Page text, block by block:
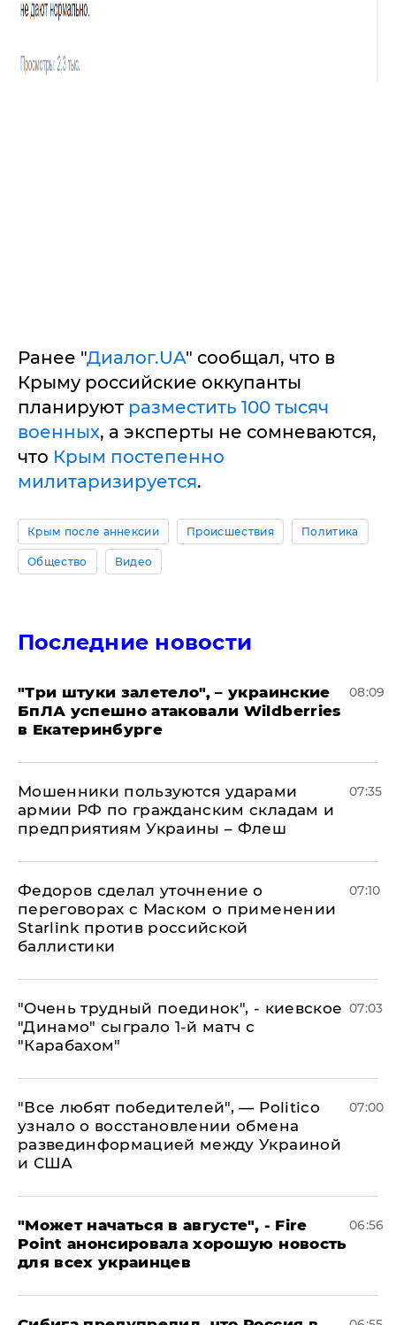
Ранее "Диалог.UA" сообщал, что в
Крыму российские оккупанты
планируют разместить 100 тысяч
военных, а эксперты не сомневаются,
что Крым постепенно
милитаризируется.
Крым после аннексии Происшествия Политика
Общество Видео
Последние новости
"Три штуки залетело", – украинские
БпЛА успешно атаковали Wildberries
в Екатеринбурге
08:09
Мошенники пользуются ударами
армии РФ по гражданским складам и
предприятиям Украины – Флеш
07:35
Федоров сделал уточнение о
переговорах с Маском о применении
Starlink против российской
баллистики
07:10
"Очень трудный поединок", - киевское
"Динамо" сыграло 1-й матч с
"Карабахом"
07:03
​"Все любят победителей", — Politico
узнало о восстановлении обмена
развединформацией между Украиной
и США
07:00
"Может начаться в августе", - Fire
Point анонсировала хорошую новость
для всех украинцев
06:56